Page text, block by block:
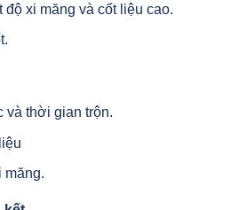
xi măng và cốt liệu cao.
thời gian trộn.
măng.